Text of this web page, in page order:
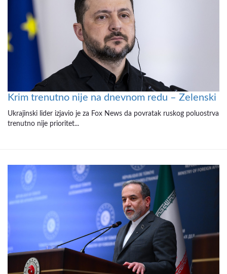
Krim trenutno nije na dnevnom redu – Zelenski
Ukrajinski lider izjavio je za Fox News da povratak ruskog poluostrva
trenutno nije prioritet...